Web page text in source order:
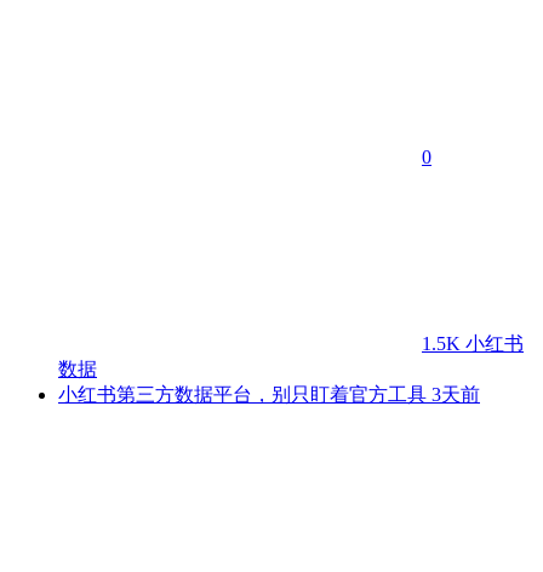
0
1.5K 小红书
数据
小红书第三方数据平台，别只盯着官方工具 3天前